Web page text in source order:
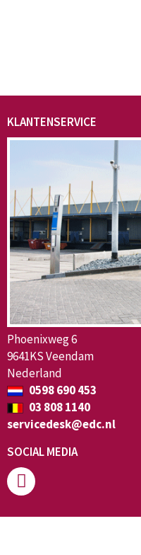
KLANTENSERVICE
Phoenixweg 6
9641KS Veendam
Nederland
0598 690 453
03 808 1140
servicedesk@edc.nl
SOCIAL MEDIA